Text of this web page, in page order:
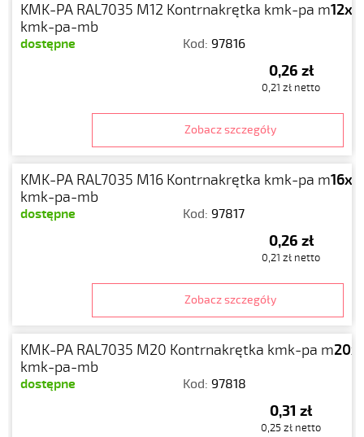
KMK-PA RAL7035 M12 Kontrnakrętka kmk-pa m
kmk-pa-mb
dostępne Kod: 97816
0,26 zł
0,21 zł netto
Zobacz szczegóły
KMK-PA RAL7035 M16 Kontrnakrętka kmk-pa m
kmk-pa-mb
dostępne Kod: 97817
0,26 zł
0,21 zł netto
Zobacz szczegóły
KMK-PA RAL7035 M20 Kontrnakrętka kmk-pa m
kmk-pa-mb
dostępne Kod: 97818
0,31 zł
0,25 zł netto